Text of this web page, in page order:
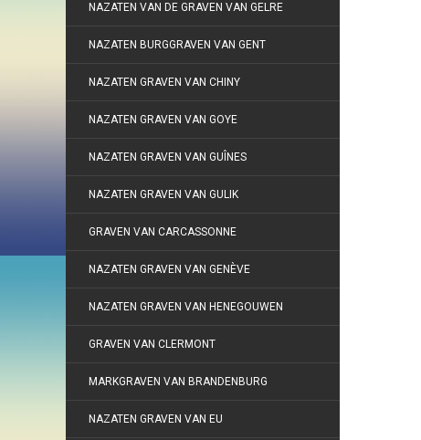
NAZATEN VAN DE GRAVEN VAN GELRE
NAZATEN BURGGRAVEN VAN GENT
NAZATEN GRAVEN VAN CHINY
NAZATEN GRAVEN VAN GOYE
NAZATEN GRAVEN VAN GUÎNES
NAZATEN GRAVEN VAN GULIK
GRAVEN VAN CARCASSONNE
NAZATEN GRAVEN VAN GENÈVE
NAZATEN GRAVEN VAN HENEGOUWEN
GRAVEN VAN CLERMONT
MARKGRAVEN VAN BRANDENBURG
NAZATEN GRAVEN VAN EU